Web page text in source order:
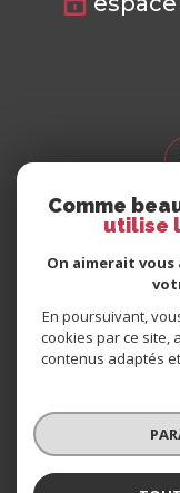
Comme
utilise
On aimerait
En poursuivant,
cookies par ce site,
contenus adaptés